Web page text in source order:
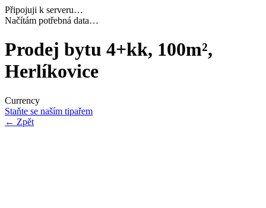
Připojuji k serveru…
Dokončuji inicializaci…
Prodej bytu 4+kk, 100m²,
Herlíkovice
Currency
Staňte se naším tipařem
← Zpět